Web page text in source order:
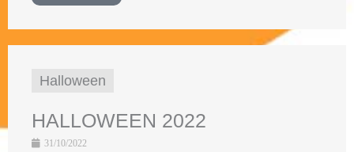
Halloween
HALLOWEEN 2022
31/10/2022